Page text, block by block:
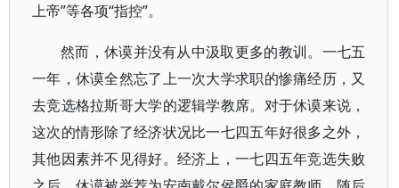
上帝”等各项“指控”。
然而，休谟并没有从中汲取更多的教训。一七五
一年，休谟全然忘了上一次大学求职的惨痛经历，又
去竞选格拉斯哥大学的逻辑学教席。对于休谟来说，
这次的情形除了经济状况比一七四五年好很多之外，
其他因素并不见得好。经济上，一七四五年竞选失败